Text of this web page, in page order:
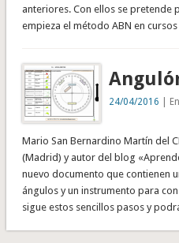
anteriores. Con ellos se pretende
empieza el método ABN en
24/04/2016 |
Mario San Bernardino Martín del
(Madrid) y autor del blog
nuevo documento que contienen
ángulos y un instrumento para
sigue estos sencillos pasos y